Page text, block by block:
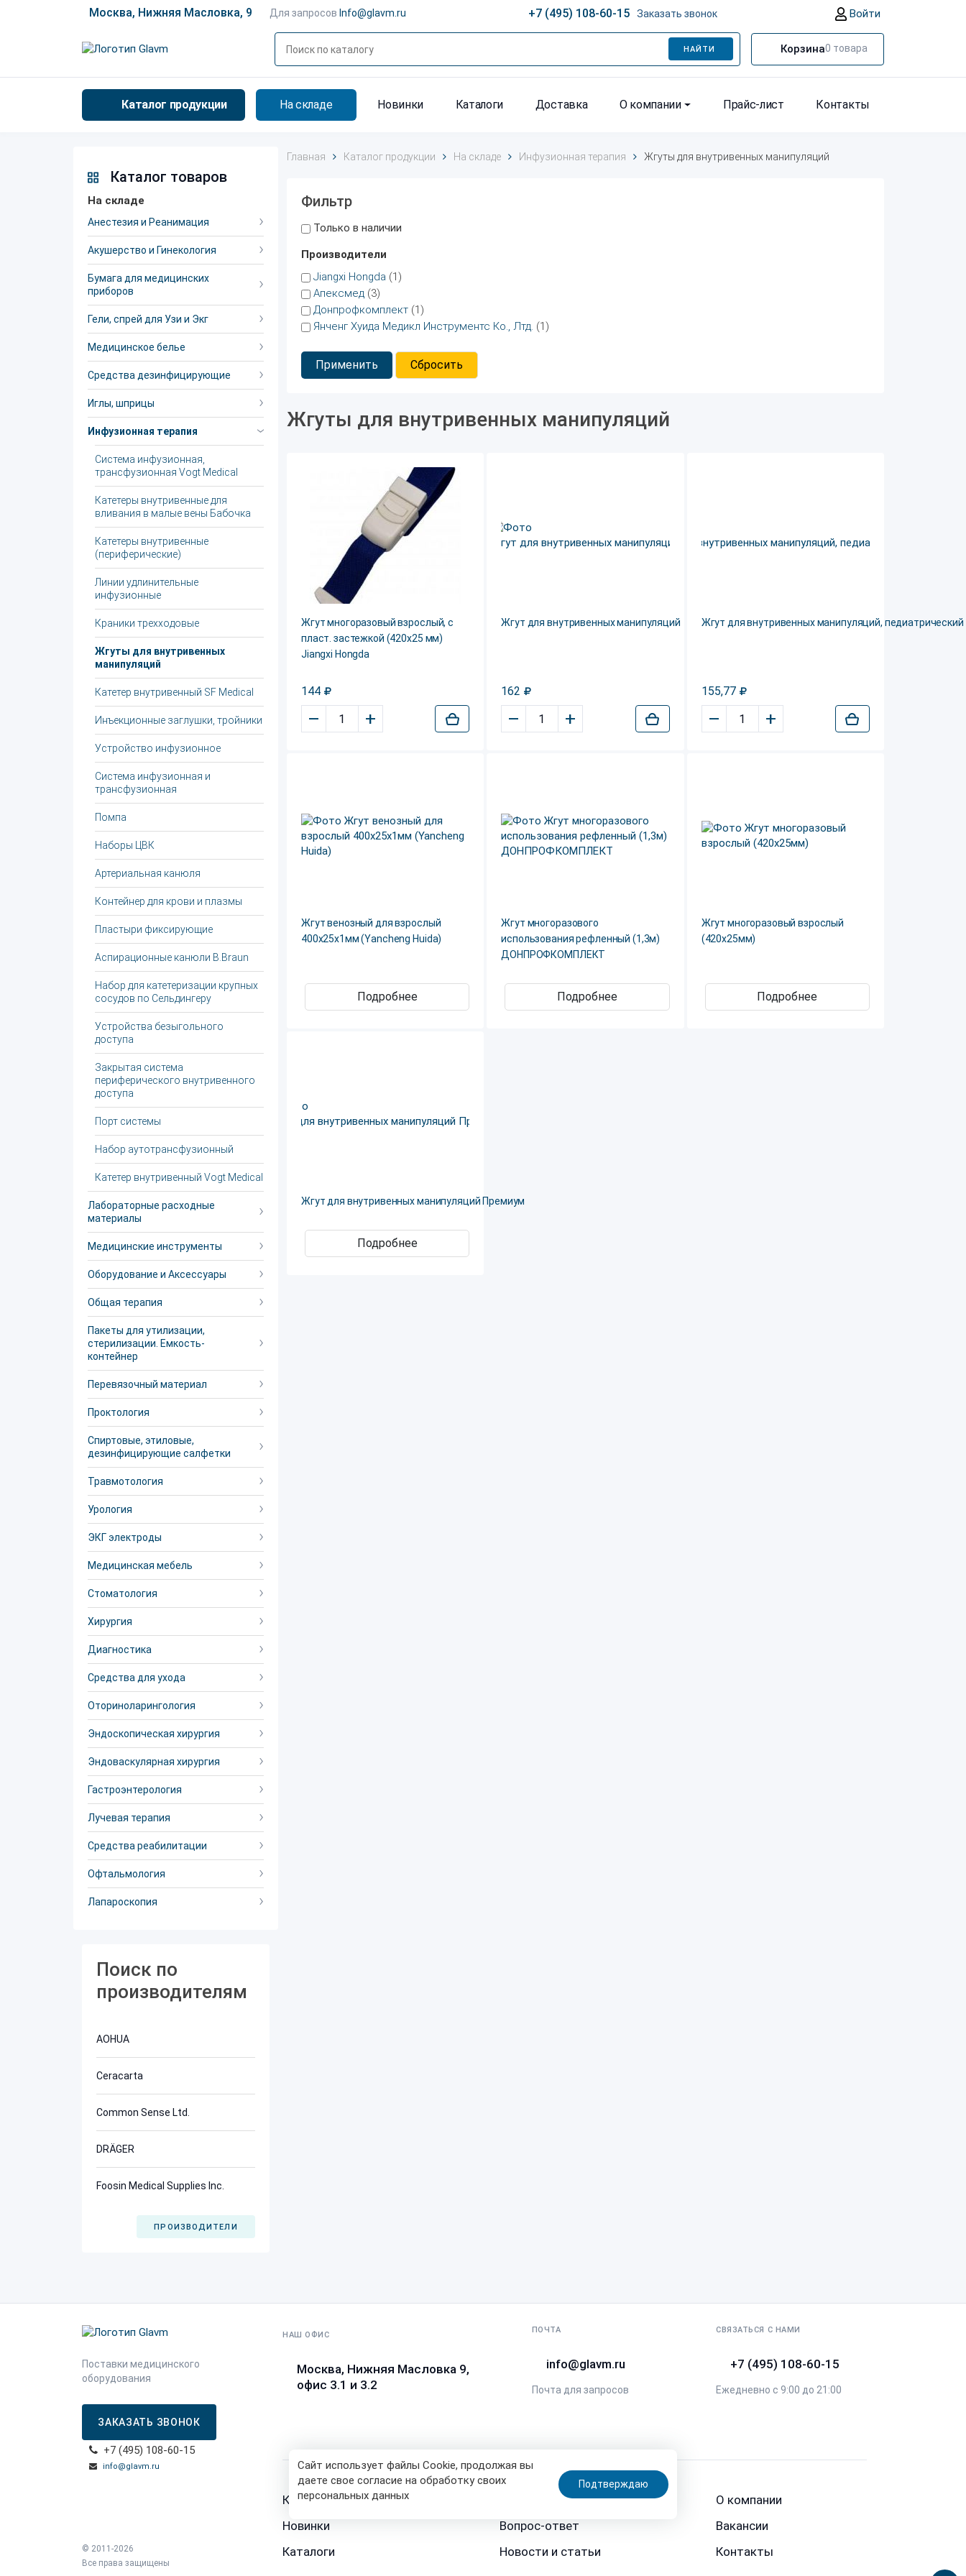
Сайт использует файлы Cookie, продолжая вы
даете свое согласие на обработку своих
персональных данных
Подтверждаю
Москва, Нижняя Масловка, 9 Для запросов Info@glavm.ru +7 (495) 108-60-15 Заказать звонок Войти
НАЙТИ Корзина0 товара
Каталог продукции На складе Новинки Каталоги Доставка О компании Прайс-лист Контакты
Каталог товаров
На складе
Анестезия и Реанимация
Акушерство и Гинекология
Бумага для медицинских
приборов
Гели, спрей для Узи и Экг
Медицинское белье
Средства дезинфицирующие
Иглы, шприцы
Инфузионная терапия
Система инфузионная,
трансфузионная Vogt Medical
Катетеры внутривенные для
вливания в малые вены Бабочка
Катетеры внутривенные
(периферические)
Линии удлинительные
инфузионные
Краники трехходовые
Жгуты для внутривенных
манипуляций
Катетер внутривенный SF Medical
Инъекционные заглушки, тройники
Устройство инфузионное
Система инфузионная и
трансфузионная
Помпа
Наборы ЦВК
Артериальная канюля
Контейнер для крови и плазмы
Пластыри фиксирующие
Аспирационные канюли B.Braun
Набор для катетеризации крупных
сосудов по Сельдингеру
Устройства безыгольного
доступа
Закрытая система
периферического внутривенного
доступа
Порт системы
Набор аутотрансфузионный
Катетер внутривенный Vogt Medical
Лабораторные расходные
материалы
Медицинские инструменты
Оборудование и Аксессуары
Общая терапия
Пакеты для утилизации,
стерилизации. Емкость-
контейнер
Перевязочный материал
Проктология
Спиртовые, этиловые,
дезинфицирующие салфетки
Травмотология
Урология
ЭКГ электроды
Медицинская мебель
Стоматология
Хирургия
Диагностика
Средства для ухода
Оториноларингология
Эндоскопическая хирургия
Эндоваскулярная хирургия
Гастроэнтерология
Лучевая терапия
Средства реабилитации
Офтальмология
Лапароскопия
Поиск по
производителям
AOHUA
Ceracarta
Common Sense Ltd.
DRÄGER
Foosin Medical Supplies Inc.
ПРОИЗВОДИТЕЛИ
Главная Каталог продукции На складе Инфузионная терапия Жгуты для внутривенных манипуляций
Фильтр
Только в наличии
Производители
Jiangxi Hongda (1)
Апексмед (3)
Донпрофкомплект (1)
Янченг Хуида Медикл Инструментс Ко., Лтд. (1)
Применить Сбросить
Жгуты для внутривенных манипуляций
Жгут многоразовый взрослый, с
пласт. застежкой (420х25 мм)
Jiangxi Hongda
144
– +
Жгут для внутривенных манипуляций
162
– +
Жгут для внутривенных манипуляций, педиатрический
155,77
– +
Жгут венозный для взрослый
400х25х1мм (Yancheng Huida)
Подробнее
Жгут многоразового
использования рефленный (1,3м)
ДОНПРОФКОМПЛЕКТ
Подробнее
Жгут многоразовый взрослый
(420х25мм)
Подробнее
Жгут для внутривенных манипуляций Премиум
Подробнее
Поставки медицинского
оборудования
ЗАКАЗАТЬ ЗВОНОК
+7 (495) 108-60-15
info@glavm.ru
© 2011-2026
Все права защищены
НАШ ОФИС
Москва, Нижняя Масловка 9,
офис 3.1 и 3.2
ПОЧТА
info@glavm.ru
Почта для запросов
СВЯЗАТЬСЯ С НАМИ
+7 (495) 108-60-15
Ежедневно с 9:00 до 21:00
Каталог продукции
О компании
Новинки
Вопрос-ответ
Вакансии
Каталоги
Новости и статьи Контакты